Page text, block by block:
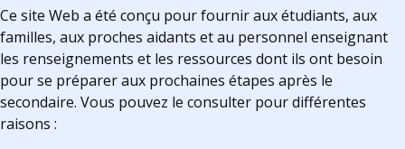
Ce site Web a été conçu pour fournir aux étudiants, aux
familles, aux proches aidants et au personnel enseignant
les renseignements et les ressources dont ils ont besoin
pour se préparer aux prochaines étapes après le
secondaire. Vous pouvez le consulter pour différentes
raisons :